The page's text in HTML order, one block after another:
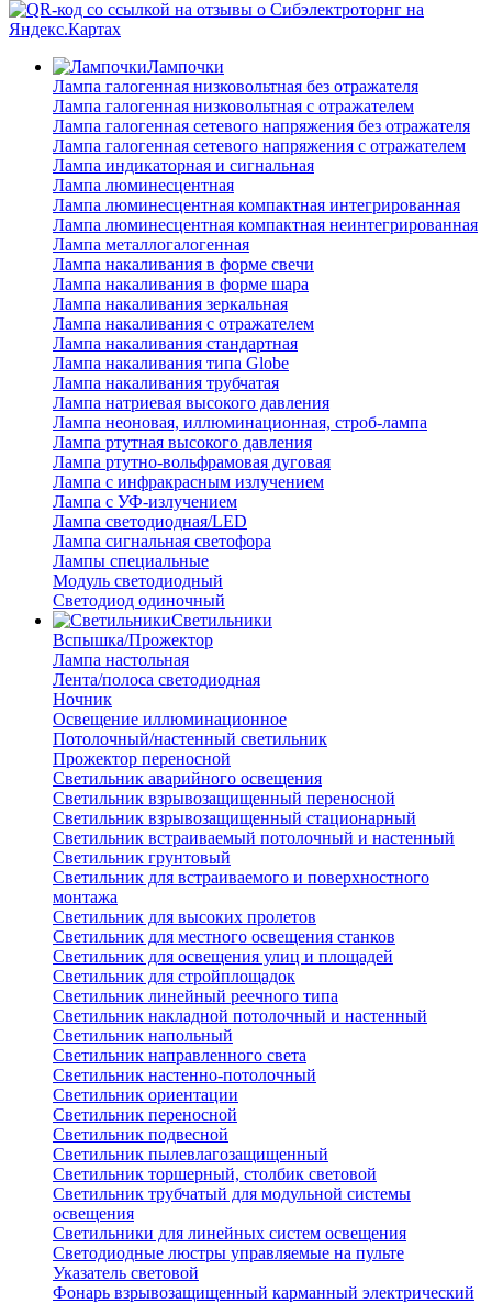
Лампочки
Лампа галогенная низковольтная без отражателя
Лампа галогенная низковольтная с отражателем
Лампа галогенная сетевого напряжения без отражателя
Лампа галогенная сетевого напряжения с отражателем
Лампа индикаторная и сигнальная
Лампа люминесцентная
Лампа люминесцентная компактная интегрированная
Лампа люминесцентная компактная неинтегрированная
Лампа металлогалогенная
Лампа накаливания в форме свечи
Лампа накаливания в форме шара
Лампа накаливания зеркальная
Лампа накаливания с отражателем
Лампа накаливания стандартная
Лампа накаливания типа Globe
Лампа накаливания трубчатая
Лампа натриевая высокого давления
Лампа неоновая, иллюминационная, строб-лампа
Лампа ртутная высокого давления
Лампа ртутно-вольфрамовая дуговая
Лампа с инфракрасным излучением
Лампа с УФ-излучением
Лампа светодиодная/LED
Лампа сигнальная светофора
Лампы специальные
Модуль светодиодный
Светодиод одиночный
Светильники
Вспышка/Прожектор
Лампа настольная
Лента/полоса светодиодная
Ночник
Освещение иллюминационное
Потолочный/настенный светильник
Прожектор переносной
Светильник аварийного освещения
Светильник взрывозащищенный переносной
Светильник взрывозащищенный стационарный
Светильник встраиваемый потолочный и настенный
Светильник грунтовый
Светильник для встраиваемого и поверхностного
монтажа
Светильник для высоких пролетов
Светильник для местного освещения станков
Светильник для освещения улиц и площадей
Светильник для стройплощадок
Светильник линейный реечного типа
Светильник накладной потолочный и настенный
Светильник напольный
Светильник направленного света
Светильник настенно-потолочный
Светильник ориентации
Светильник переносной
Светильник подвесной
Светильник пылевлагозащищенный
Светильник торшерный, столбик световой
Светильник трубчатый для модульной системы
освещения
Светильники для линейных систем освещения
Светодиодные люстры управляемые на пульте
Указатель световой
Фонарь взрывозащищенный карманный электрический